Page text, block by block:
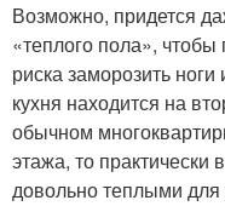
Возможно, придется
«теплого пола»,
риска заморозить
кухня находится на
обычном
этажа, то практически
довольно теплыми для